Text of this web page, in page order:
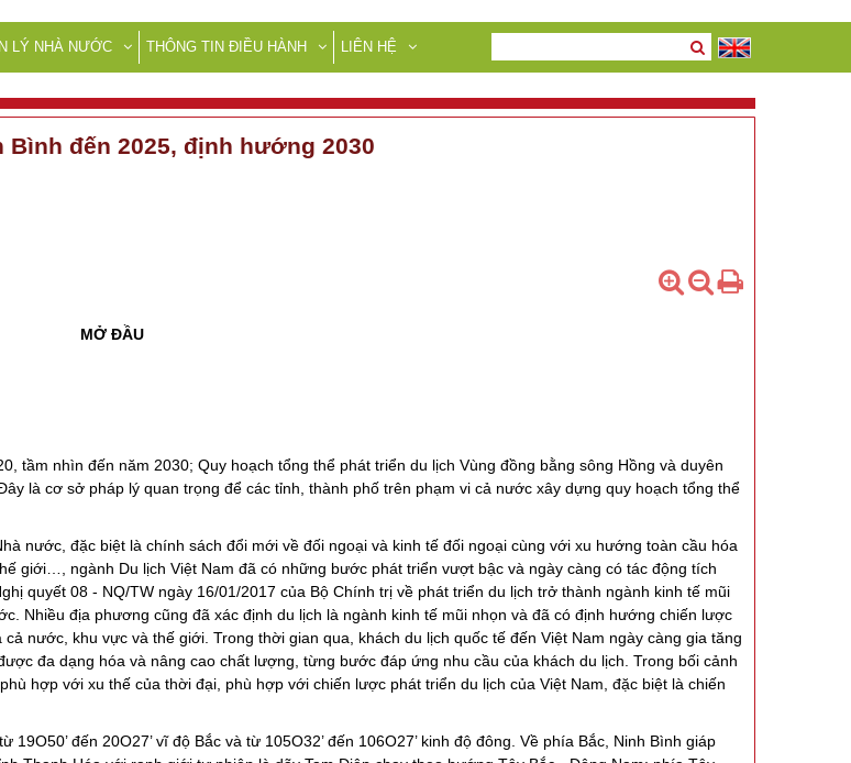
LÝ NHÀ NƯỚC THÔNG TIN ĐIỀU HÀNH LIÊN HỆ
đến 2025, định hướng 2030
MỞ ĐẦU
tầm nhìn đến năm 2030; Quy hoạch tổng thể phát triển du lịch Vùng đồng bằng sông Hồng và duyên
là cơ sở pháp lý quan trọng để các tỉnh, thành phố trên phạm vi cả nước xây dựng quy hoạch tổng thể
nước, đặc biệt là chính sách đổi mới về đối ngoại và kinh tế đối ngoại cùng với xu hướng toàn cầu hóa
giới…, ngành Du lịch Việt Nam đã có những bước phát triển vượt bậc và ngày càng có tác động tích
quyết 08 - NQ/TW ngày 16/01/2017 của Bộ Chính trị về phát triển du lịch trở thành ngành kinh tế mũi
Nhiều địa phương cũng đã xác định du lịch là ngành kinh tế mũi nhọn và đã có định hướng chiến lược
nước, khu vực và thế giới. Trong thời gian qua, khách du lịch quốc tế đến Việt Nam ngày càng gia tăng
đa dạng hóa và nâng cao chất lượng, từng bước đáp ứng nhu cầu của khách du lịch. Trong bối cảnh
hợp với xu thế của thời đại, phù hợp với chiến lược phát triển du lịch của Việt Nam, đặc biệt là chiến
đến 20O27’ vĩ độ Bắc và từ 105O32’ đến 106O27’ kinh độ đông. Về phía Bắc, Ninh Bình giáp